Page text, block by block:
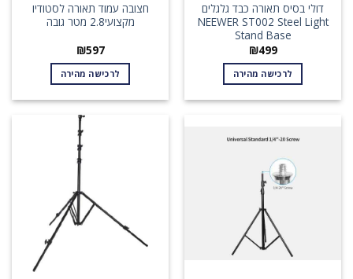
דולי בסיס תאורה כבד גלגלים
NEEWER ST002 Steel Light
Stand Base
₪499
לרכישה מהירה
חצובה עמוד תאורה לסטודיו
מקצועי2.8 מטר גובה
₪597
לרכישה מהירה